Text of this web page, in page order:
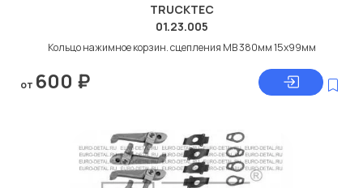
TRUCKTEC
01.23.005
Кольцо нажимное корзин. сцепления МВ 380мм 15x99мм
от 600 ₽